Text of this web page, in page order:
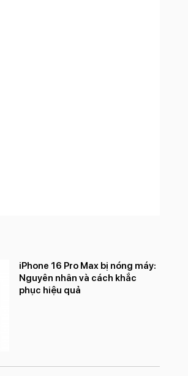
iPhone 16 Pro Max bị nóng máy:
Nguyên nhân và cách khắc
phục hiệu quả